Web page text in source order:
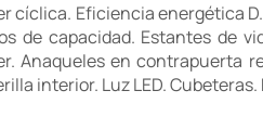
cíclica. Eficiencia energética
de capacidad. Estantes de
Anaqueles en contrapuerta
interior. Luz LED. Cubeteras.